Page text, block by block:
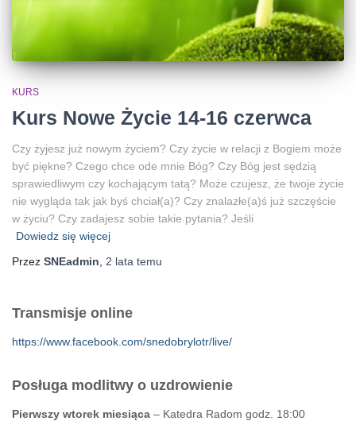
KURS
Kurs Nowe Życie 14-16 czerwca
Czy żyjesz już nowym życiem? Czy życie w relacji z Bogiem może
być piękne? Czego chce ode mnie Bóg? Czy Bóg jest sędzią
sprawiedliwym czy kochającym tatą? Może czujesz, że twoje życie
nie wygląda tak jak byś chciał(a)? Czy znalazłe(a)ś już szczęście
w życiu? Czy zadajesz sobie takie pytania? Jeśli
Dowiedz się więcej
Przez SNEadmin 2 lata temu
Transmisje online
https://www.facebook.com/snedobrylotr/live/
Posługa modlitwy o uzdrowienie
Pierwszy wtorek miesiąca – Katedra Radom godz. 18:00